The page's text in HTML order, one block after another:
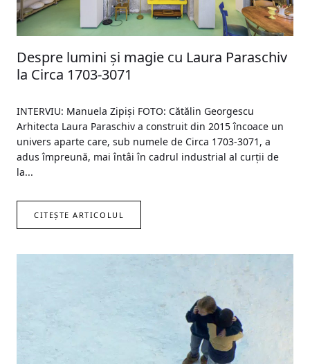
Despre lumini și magie cu Laura Paraschiv
la Circa 1703-3071
INTERVIU: Manuela Zipiși FOTO: Cătălin Georgescu
Arhitecta Laura Paraschiv a construit din 2015 încoace un
univers aparte care, sub numele de Circa 1703-3071, a
adus împreună, mai întâi în cadrul industrial al curții de
la...
CITEȘTE ARTICOLUL